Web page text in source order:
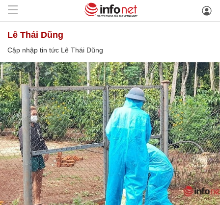
Lê Thái Dũng
Cập nhập tin tức Lê Thái Dũng